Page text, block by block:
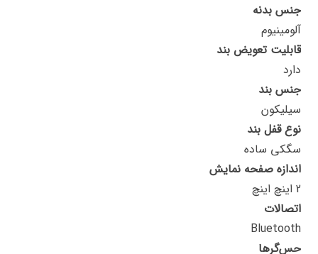
جنس بدنه
آلومینیوم
قابلیت تعویض بند
دارد
جنس بند
سیلیکون
نوع قفل بند
سگکی ساده
اندازه صفحه نمایش
2 اینچ اینچ
اتصالات
Bluetooth
حس‌گرها